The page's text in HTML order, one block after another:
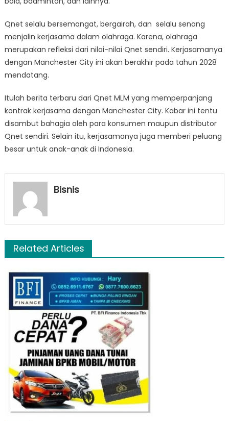
Qnet selalu bersemangat, bergairah, dan selalu senang
menjalin kerjasama dalam olahraga. Karena, olahraga
merupakan refleksi dari nilai-nilai Qnet sendiri. Kerjasamanya
dengan Manchester City ini akan berakhir pada tahun 2028
mendatang.
Itulah berita terbaru dari Qnet MLM yang memperpanjang
kontrak kerjasama dengan Manchester City. Kabar ini tentu
disambut bahagia oleh para konsumen maupun distributor
Qnet sendiri. Selain itu, kerjasamanya juga memberi peluang
besar untuk anak-anak di Indonesia.
Bisnis
Related Articles